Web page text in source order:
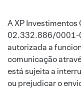
A XP Investimentos
02.332.886/0001-
autorizada a
comunicação
está sujeita a
ou prejudicar o